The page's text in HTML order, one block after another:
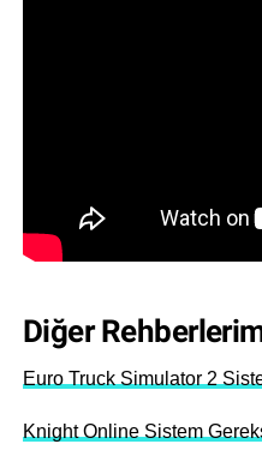
Diğer
Euro Truck Simulator 2
Knight Online Sistem